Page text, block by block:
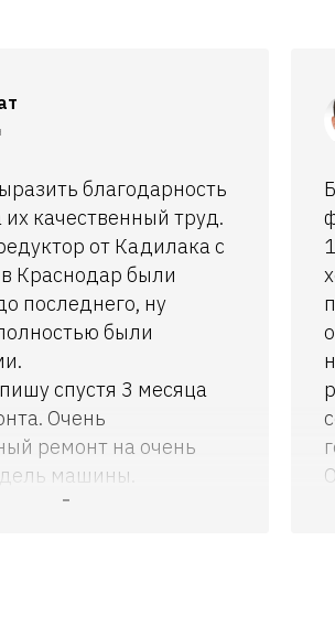
благодарность
их качественный труд.
от Кадилака с
Краснодар были
последнего, ну
были
спустя 3 месяца
Очень
ремонт на очень
машины.
за работу. Всем